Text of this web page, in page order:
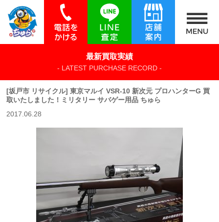
最新買取実績
- LATEST PURCHASE RECORD -
[坂戸市 リサイクル] 東京マルイ VSR-10 新次元 プロハンターG 買
取いたしました！ミリタリー サバゲー用品 ちゅら
2017.06.28